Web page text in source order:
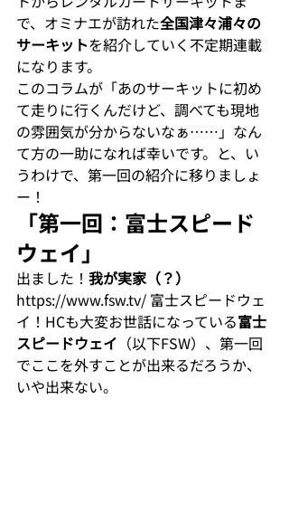
で、オミナエが訪れた全国津々浦々の
サーキットを紹介していく不定期連載
になります。
このコラムが「あのサーキットに初め
て走りに行くんだけど、調べても現地
の雰囲気が分からないなぁ……」なん
て方の一助になれば幸いです。と、い
うわけで、第一回の紹介に移りましょ
ー！
「第一回：富士スピード
ウェイ」
出ました！ 我が実家（？）
https://www.fsw.tv/ 富士スピードウェ
イ！HCも大変お世話になっている富士
スピードウェイ （以下FSW）、第一回
でここを外すことが出来るだろうか、
いや出来ない。